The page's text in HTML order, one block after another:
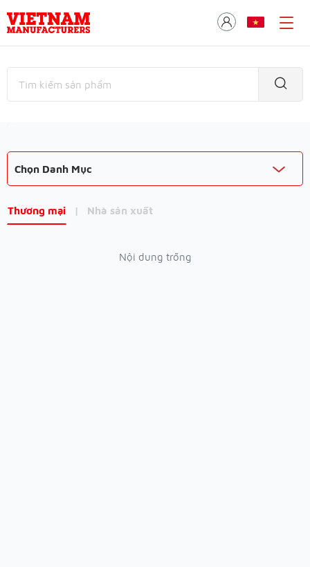
Chọn Danh Mục
Thương mại | Nhà sản xuất
Nội dung trống